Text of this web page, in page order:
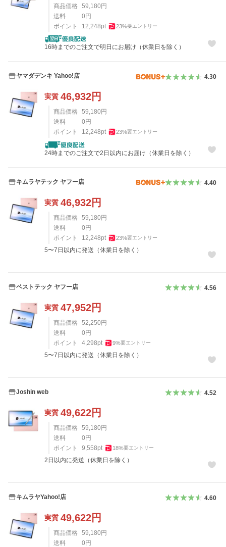
商品価格 59,180円
送料
0円
ポイント
12,248pt 23%要エントリー
16時までのご注文で明日にお届け（休業日を除く）
ヤマダデンキ Yahoo!店 4.30
実質 46,932円
商品価格 59,180 円
送料
0 円
ポイント
12,248pt 23%要エントリー
24時までのご注文で2日以内にお届け（休業日を除く）
キムラヤテック ヤフー店 4.40
実質 46,932円
商品価格 59,180円
送料
0円
ポイント
12,248pt 23%要エントリー
5〜7日以内に発送（休業日を除く）
ベストテック ヤフー店 4.56
実質 47,952円
商品価格 52,250円
送料
0円
ポイント
4,298pt 9%要エントリー
5〜7日以内に発送（休業日を除く）
Joshin web 4.52
実質 49,622円
商品価格 59,180円
送料
0円
ポイント
9,558pt 18%要エントリー
2日以内に発送（休業日を除く）
キムラヤYahoo!店 4.60
実質 49,622円
商品価格 59,180円
送料
0円